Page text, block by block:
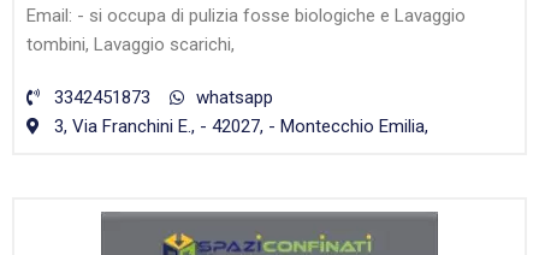
Email: - si occupa di pulizia fosse biologiche e Lavaggio
tombini, Lavaggio scarichi,
3342451873
whatsapp
3, Via Franchini E., - 42027, - Montecchio Emilia,